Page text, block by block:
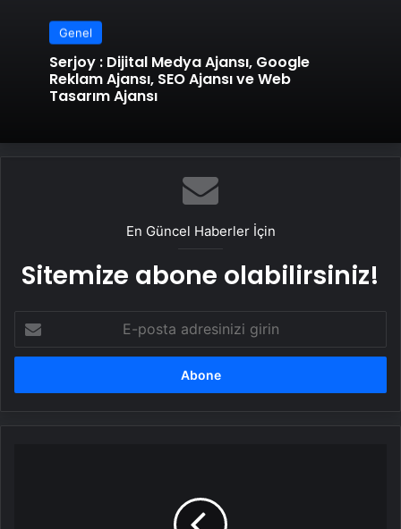
Genel
Serjoy : Dijital Medya Ajansı, Google
Reklam Ajansı, SEO Ajansı ve Web
Tasarım Ajansı
En Güncel Haberler İçin
Sitemize abone olabilirsiniz!
posta
adresinizi